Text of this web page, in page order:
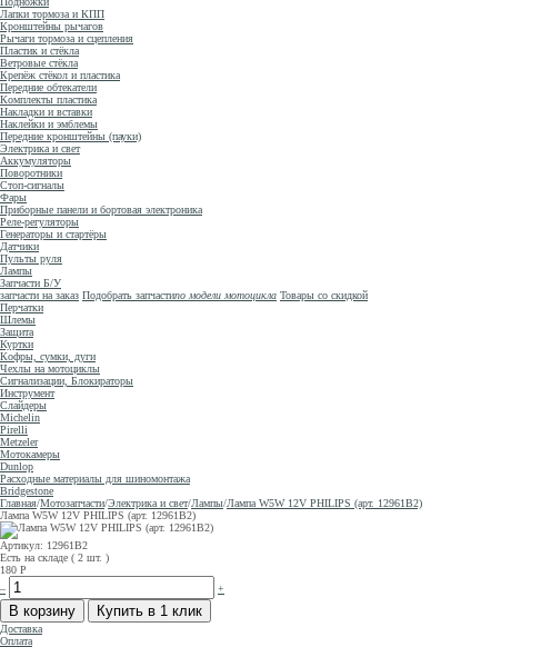
Лапки тормоза и КПП
Кронштейны рычагов
Рычаги тормоза и сцепления
Пластик и стёкла
Ветровые стёкла
Крепёж стёкол и пластика
Передние обтекатели
Комплекты пластика
Накладки и вставки
Наклейки и эмблемы
Передние кронштейны (пауки)
Электрика и свет
Аккумуляторы
Поворотники
Стоп-сигналы
Фары
Приборные панели и бортовая электроника
Реле-регуляторы
Генераторы и стартёры
Датчики
Пульты руля
Лампы
Запчасти Б/У
запчасти на заказ Подобрать запчастипо модели мотоцикла Товары со скидкой
Перчатки
Шлемы
Защита
Куртки
Кофры, сумки, дуги
Чехлы на мотоциклы
Сигнализации, Блокираторы
Инструмент
Слайдеры
Michelin
Pirelli
Metzeler
Мотокамеры
Dunlop
Расходные материалы для шиномонтажа
Bridgestone
Главная/Мотозапчасти/Электрика и свет/Лампы/Лампа W5W 12V PHILIPS (арт. 12961B2)
Лампа W5W 12V PHILIPS (арт. 12961B2)
Артикул: 12961B2
Есть на складе ( 2 шт. )
180 Р
–
+
Доставка
Оплата